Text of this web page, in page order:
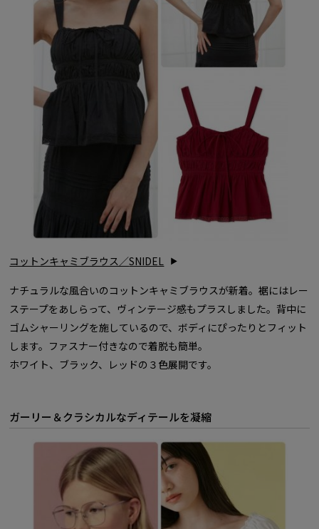
コットンキャミブラウス／SNIDEL
ナチュラルな風合いのコットンキャミブラウスが新着。裾にはレー
ステープをあしらって、ヴィンテージ感もプラスしました。背中に
ゴムシャーリングを施しているので、ボディにぴったりとフィット
します。ファスナー付きなので着脱も簡単。
ホワイト、ブラック、レッドの３色展開です。
ガーリー＆クラシカルなディテールを凝縮